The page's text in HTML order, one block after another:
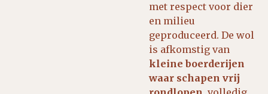
met respect voor dier
en milieu
geproduceerd. De wol
is afkomstig van
kleine boerderijen
waar schapen vrij